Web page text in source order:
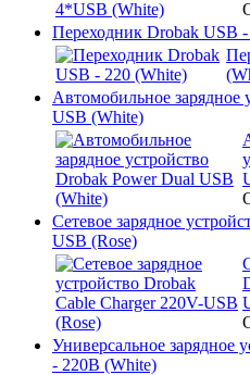
Переходник Drobak USB
Автомобильное зарядное
USB (White)
Сетевое зарядное
USB (Rose)
Универсальное зарядное
- 220В (White)